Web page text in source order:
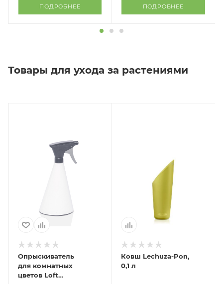
ПОДРОБНЕЕ ПОДРОБНЕЕ
Товары для ухода за растениями
Опрыскиватель
для комнатных
цветов Loft
Ковш Lechuza-Pon,
0,1 л